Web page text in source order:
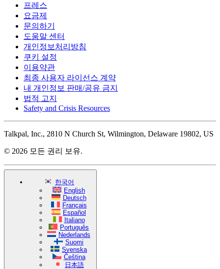
프레스
요금제
문의하기
도움말 센터
개인정보처리방침
쿠키 설정
이용약관
최종 사용자 라이선스 계약
내 개인정보 판매/공유 금지
법적 고지
Safety and Crisis Resources
Talkpal, Inc., 2810 N Church St, Wilmington, Delaware 19802, US
© 2026 모든 권리 보유.
한국어
English
Deutsch
Français
Español
Italiano
Português
Nederlands
Suomi
Svenska
Čeština
日本語